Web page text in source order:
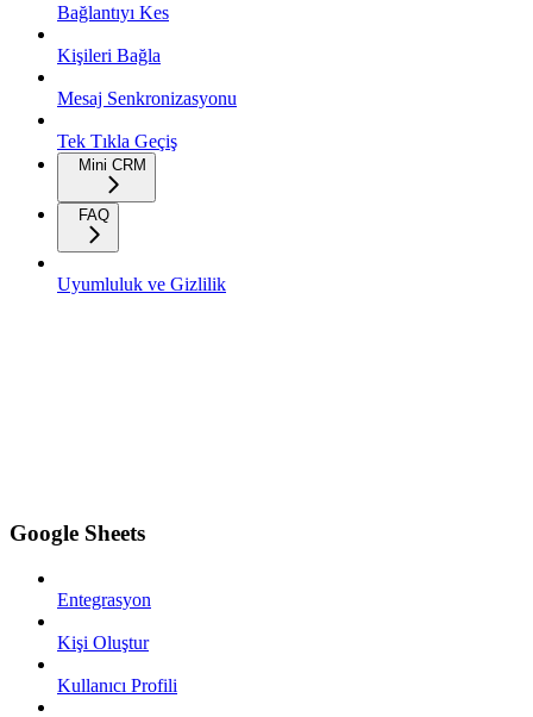
Bağlantıyı Kes
Kişileri Bağla
Mesaj Senkronizasyonu
Tek Tıkla Geçiş
Mini CRM
FAQ
Uyumluluk ve Gizlilik
Google Sheets
Entegrasyon
Kişi Oluştur
Kullanıcı Profili